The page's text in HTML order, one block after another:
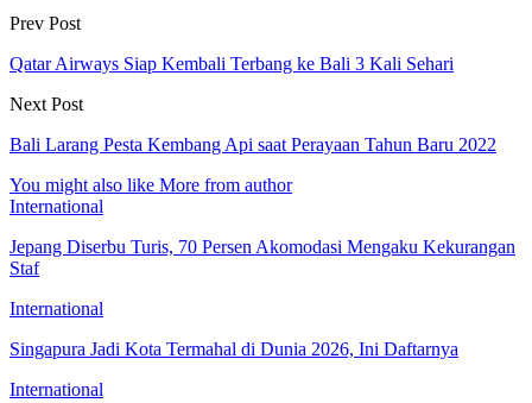
Prev Post
Qatar Airways Siap Kembali Terbang ke Bali 3 Kali Sehari
Next Post
Bali Larang Pesta Kembang Api saat Perayaan Tahun Baru 2022
You might also like More from author
International
Jepang Diserbu Turis, 70 Persen Akomodasi Mengaku Kekurangan
Staf
International
Singapura Jadi Kota Termahal di Dunia 2026, Ini Daftarnya
International